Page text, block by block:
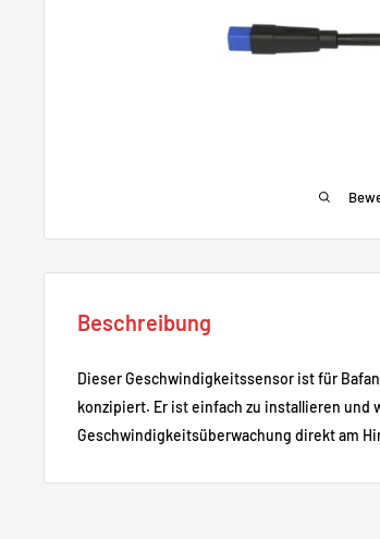
Beschreibung
Dieser Geschwindigkeitssensor ist für
konzipiert. Er ist einfach zu installieren und
Geschwindigkeitsüberwachung direkt am